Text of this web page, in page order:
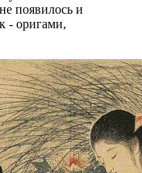
появилось и
- оригами,